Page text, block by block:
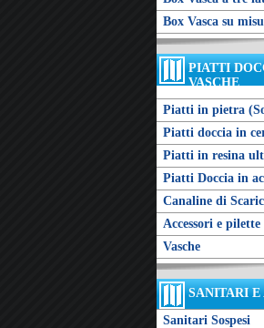
Box Vasca su
PIATTI
VASCHE
Piatti in pietra
Piatti doccia in
Piatti in resina
Piatti Doccia in
Canaline di
Accessori e pilette
Vasche
SANITARI E
Sanitari Sospesi